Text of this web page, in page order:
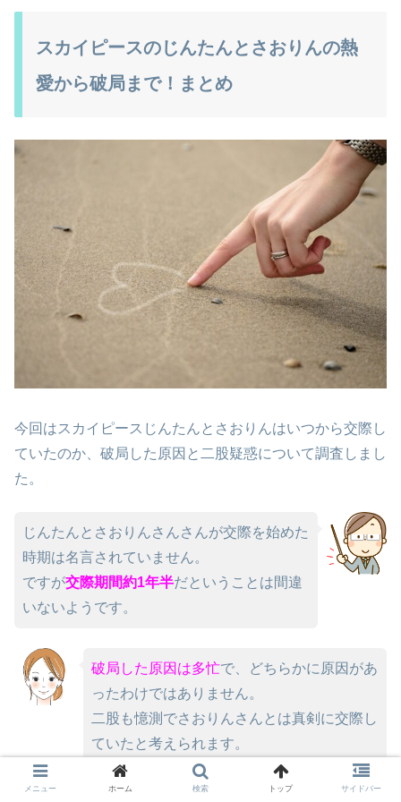
スカイピースのじんたんとさおりんの熱
愛から破局まで！まとめ
今回はスカイピースじんたんとさおりんはいつから交際し
ていたのか、破局した原因と二股疑惑について調査しまし
た。
じんたんとさおりんさんさんが交際を始めた
時期は名言されていません。
ですが交際期間約1年半だということは間違
いないようです。
破局した原因は多忙で、どちらかに原因があ
ったわけではありません。
二股も憶測でさおりんさんとは真剣に交際し
ていたと考えられます。
メニュー ホーム 検索 トップ サイドバー